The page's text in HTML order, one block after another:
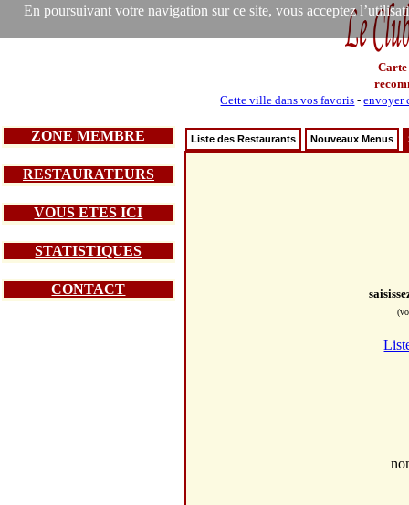
En poursuivant votre navigation sur ce site, vous acceptez
Carte
Cette ville dans vos favoris -envoyer
ZONE MEMBRE
RESTAURATEURS
VOUS ETES ICI
STATISTIQUES
CONTACT
Liste des Restaurants Nouveaux Menus